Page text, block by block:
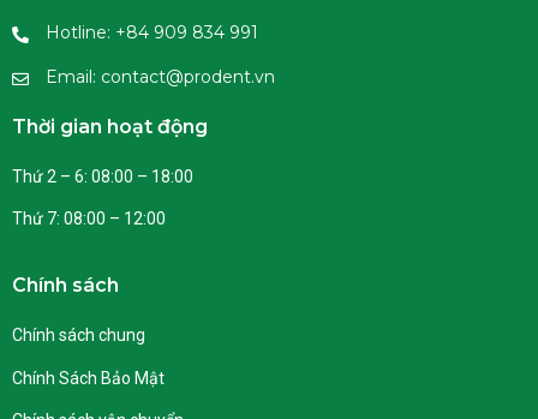
Hotline: +84 909 834 991
Email: contact@prodent.vn
Thời gian hoạt động
Thứ 2 – 6: 08:00 – 18:00
Thứ 7: 08:00 – 12:00
Chính sách
Chính sách chung
Chính Sách Bảo Mật